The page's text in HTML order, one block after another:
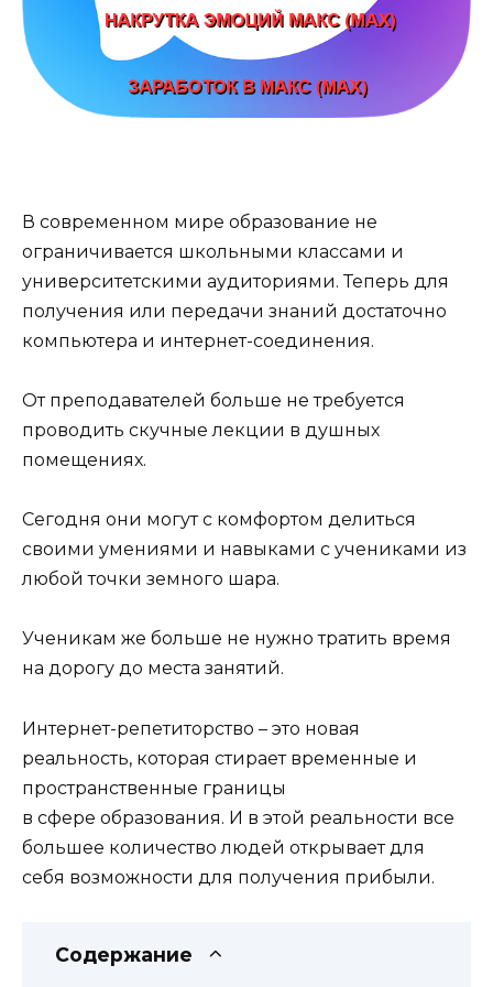
В современном мире образование не
ограничивается школьными классами и
университетскими аудиториями. Теперь для
получения или передачи знаний достаточно
компьютера и интернет-соединения.
От преподавателей больше не требуется
проводить скучные лекции в душных
помещениях.
Сегодня они могут с комфортом делиться
своими умениями и навыками с учениками из
любой точки земного шара.
Ученикам же больше не нужно тратить время
на дорогу до места занятий.
Интернет-репетиторство – это новая
реальность, которая стирает временные и
пространственные границы
в сфере образования. И в этой реальности все
большее количество людей открывает для
себя возможности для получения прибыли.
Содержание